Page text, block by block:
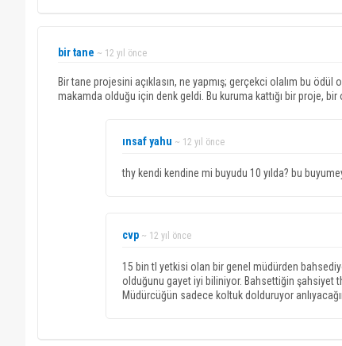
bir tane ~ 12 yıl önce
Bir tane projesini açıklasın, ne yapmış; gerçekci olalım bu ödül
makamda olduğu için denk geldi. Bu kuruma kattığı bir proje, bir
ınsaf yahu ~ 12 yıl önce
thy kendi kendine mi buyudu 10 yılda? bu
cvp ~ 12 yıl önce
15 bin tl yetkisi olan bir genel müdürden
olduğunu gayet iyi biliniyor. Bahsettiğin şahsiyet
Müdürcüğün sadece koltuk dolduruyor